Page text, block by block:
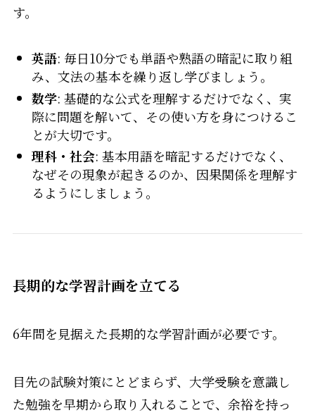
す。
英語: 毎日10分でも単語や熟語の暗記に取り組
み、文法の基本を繰り返し学びましょう。
数学: 基礎的な公式を理解するだけでなく、実
際に問題を解いて、その使い方を身につけるこ
とが大切です。
理科・社会: 基本用語を暗記するだけでなく、
なぜその現象が起きるのか、因果関係を理解す
るようにしましょう。
長期的な学習計画を立てる
6年間を見据えた長期的な学習計画が必要です。
目先の試験対策にとどまらず、大学受験を意識し
た勉強を早期から取り入れることで、余裕を持っ